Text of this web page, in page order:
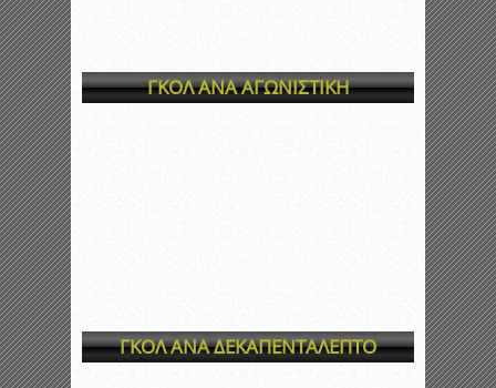
ΓΚΟΛ ΑΝΑ ΑΓΩΝΙΣΤΙΚΗ
ΓΚΟΛ ΑΝΑ ΔΕΚΑΠΕΝΤΑΛΕΠΤΟ